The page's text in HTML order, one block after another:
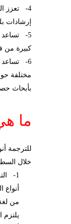
4- تعزز
إرشادات
5-
كبيرة من
6- تساعد
مختلفة
بأبحاث
ما
للترجمة
خلال
1-
من
يلتزم